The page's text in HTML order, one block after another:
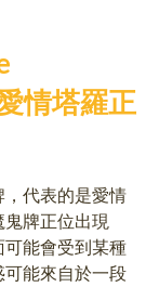
情塔羅正
代表的是愛情
牌正位出現
能會受到某種
能來自於一段